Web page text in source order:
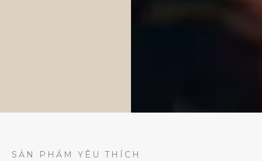
SẢN PHẨM YÊU THÍCH